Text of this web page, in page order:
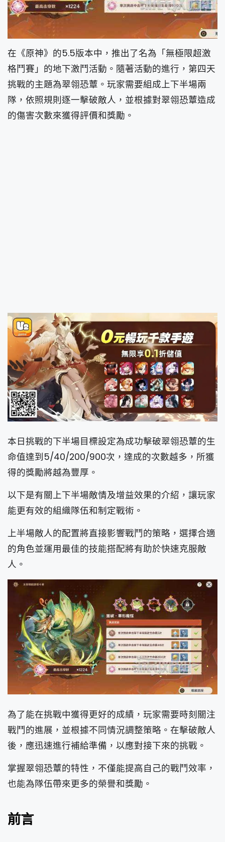
在《原神》的5.5版本中，推出了名為「無極限超激
格鬥賽」的地下激鬥活動。隨著活動的進行，第四天
挑戰的主題為翠翎恐蕈。玩家需要組成上下半場兩
隊，依照規則逐一擊破敵人，並根據對翠翎恐蕈造成
的傷害次數來獲得評價和獎勵。
本日挑戰的下半場目標設定為成功擊破翠翎恐蕈的生
命值達到5/40/200/900次，達成的次數越多，所獲
得的獎勵將越為豐厚。
以下是有關上下半場敵情及增益效果的介紹，讓玩家
能更有效的組織隊伍和制定戰術。
上半場敵人的配置將直接影響戰鬥的策略，選擇合適
的角色並運用最佳的技能搭配將有助於快速克服敵
人。
為了能在挑戰中獲得更好的成績，玩家需要時刻關注
戰鬥的進展，並根據不同情況調整策略。在擊破敵人
後，應迅速進行補給準備，以應對接下來的挑戰。
掌握翠翎恐蕈的特性，不僅能提高自己的戰鬥效率，
也能為隊伍帶來更多的榮譽和獎勵。
前言